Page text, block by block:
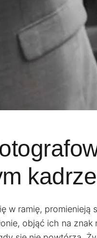
kadrze
w ramię,
objąć ich na